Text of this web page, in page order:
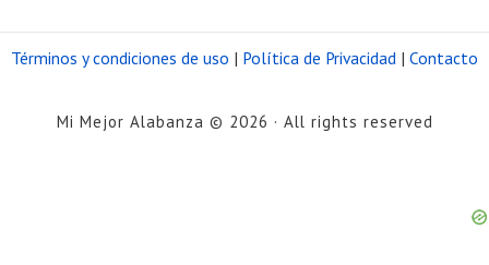
Términos y condiciones de uso | Política de Privacidad | Contacto
Mi Mejor Alabanza © 2026 · All rights reserved